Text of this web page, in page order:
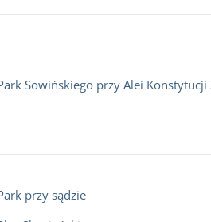
Sowińskiego przy Alei Konstytucji
przy sądzie